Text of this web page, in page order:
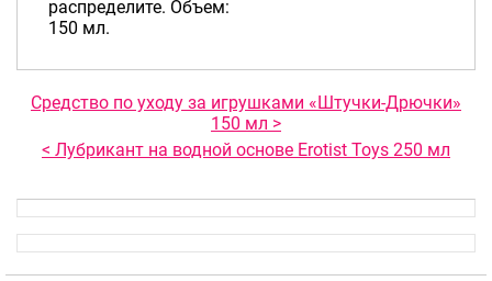
распределите. Объем:
150 мл.
Средство по уходу за игрушками «Штучки-Дрючки»
150 мл >
< Лубрикант на водной основе Erotist Toys 250 мл